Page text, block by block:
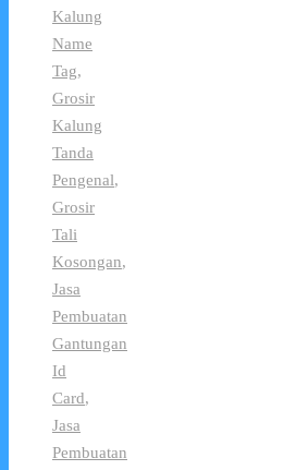
Kalung
Name
Tag,
Grosir
Kalung
Tanda
Pengenal,
Grosir
Tali
Kosongan,
Jasa
Pembuatan
Gantungan
Id
Card,
Jasa
Pembuatan